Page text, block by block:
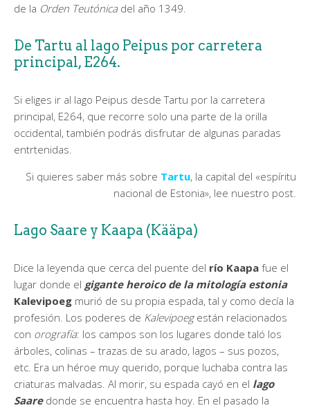
de la Orden Teutónicadel año 1349.
De Tartu al lago Peipus por carretera
principal, E264.
Si eliges ir al lago Peipus desde Tartu por la carretera
principal, E264, que recorre solo una parte de la orilla
occidental, también podrás disfrutar de algunas paradas
entrtenidas.
Si quieres saber más sobre Tartu, la capital del «espíritu
nacional de Estonia», lee nuestro post.
Lago Saare y Kaapa (Kääpa)
Dice la leyenda que cerca del puente del río Kaapa fue el
lugar donde el gigante heroico de la mitología estonia
Kalevipoeg murió de su propia espada, tal y como decía la
profesión. Los poderes de Kalevipoegestán relacionados
con orografía: los campos son los lugares donde taló los
árboles, colinas – trazas de su arado, lagos – sus pozos,
etc. Era un héroe muy querido, porque luchaba contra las
criaturas malvadas. Al morir, su espada cayó en el lago
Saaredonde se encuentra hasta hoy. En el pasado la